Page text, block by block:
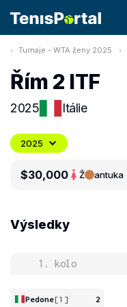
Turnaje - WTA ženy 2025
Řím 2 ITF
2025 Itálie
2025
$30,000 Ž antuka
Výsledky
1. kolo
Pedone[1]
2